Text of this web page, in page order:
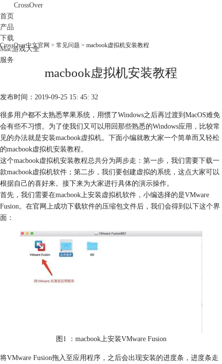
CrossOver
首页
产品
下载
Mac游戏大全
服务
CrossOver中文官网 > 常见问题 > macbook虚拟机安装教程
macbook虚拟机安装教程
发布时间：2019-09-25 15: 45: 32
很多用户都不太熟悉苹果系统，用惯了Windows之后再过渡到MacOS难免
会有些不习惯。为了使我们又可以用回那些熟悉的Windows应用，比较常
见的办法就是安装macbook虚拟机。下面小编就教大家一个简单而又轻松
的macbook虚拟机安装教程。
这个macbook虚拟机安装教程总共分为两步走：第一步，我们需要下载一
款macbook虚拟机软件；第二步，我们要创建虚拟的系统，这点大家可以
根据自己的喜好来。接下来为大家进行具体的演示操作。
首先，我们需要在macbook上安装虚拟机软件，小编选择的是VMware
Fusion。在官网上成功下载软件的压缩包文件后，我们会得到以下这个界
面：
图1 ：macbook上安装VMware Fusion
将VMware Fusion拖入至应用程序，之后会出现安装的进度条，进度条走